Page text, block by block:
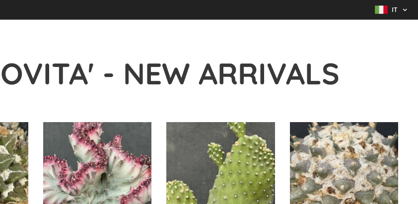
IT
- NEW ARRIVALS